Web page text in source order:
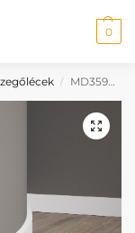
0
/ MD359F bézs flexibilis szegőléc